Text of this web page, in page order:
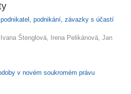
podnikání, závazky s účastí
Štenglová, Irena Pelikánová, Jan
v novém soukromém právu